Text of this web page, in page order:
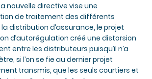
nouvelle directive vise une
de traitement des différents
distribution d’assurance, le projet
d’autorégulation créé une distorsion
entre les distributeurs puisqu’il n’a
si l’on se fie au dernier projet
transmis, que les seuls courtiers et